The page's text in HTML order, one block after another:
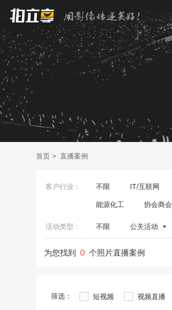
首页 > 直播案例
客户行业： 不限 IT/互联网
能源化工 协会商会
活动类型： 不限 公关活动
为您找到 0 个照片直播案例
筛选： 短视频 视频直播